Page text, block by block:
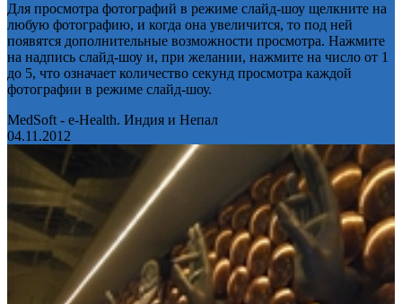
Для просмотра фотографий в режиме слайд-шоу щелкните на
любую фотографию, и когда она увеличится, то под ней
появятся дополнительные возможности просмотра. Нажмите
на надпись слайд-шоу и, при желании, нажмите на число от 1
до 5, что означает количество секунд просмотра каждой
фотографии в режиме слайд-шоу.
MedSoft - e-Health. Индия и Непал
04.11.2012